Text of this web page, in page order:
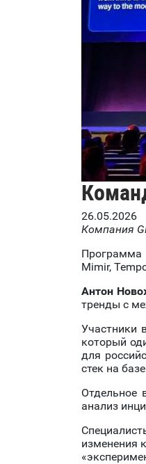
26.05.2026
Компания
Программа
Mimir,
Антон
тренды с
Участники
который
для
стек на
Отдельное
анализ
изменения